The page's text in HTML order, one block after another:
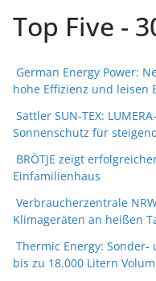
Top Five -
German Energy Power:
hohe Effizienz und leisen
Sattler SUN-TEX:
Sonnenschutz für
BRÖTJE zeigt
Einfamilienhaus
Verbraucherzentrale
Klimageräten an heißen
Thermic Energy:
bis zu 18.000 Litern